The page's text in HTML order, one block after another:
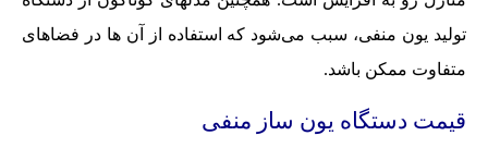
تولید یون منفی، سبب می‌شود که استفاده از آن ها در فضاهای
متفاوت ممکن باشد.
قیمت دستگاه یون ساز منفی